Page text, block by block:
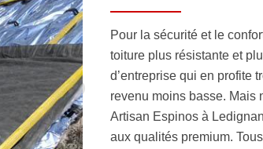
Pour la sécurité et le
toiture plus résistante et
d’entreprise qui en profite
revenu moins basse. Mais
Artisan Espinos à
aux qualités premium.